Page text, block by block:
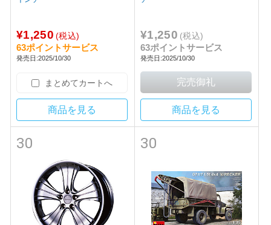
¥1,250 (税込)
63ポイントサービス
発売日:2025/10/30
まとめてカートへ
商品を見る
¥1,250 (税込)
63ポイントサービス
発売日:2025/10/30
商品を見る
30 30